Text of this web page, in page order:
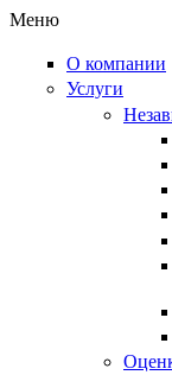
Меню
О компании
Услуги